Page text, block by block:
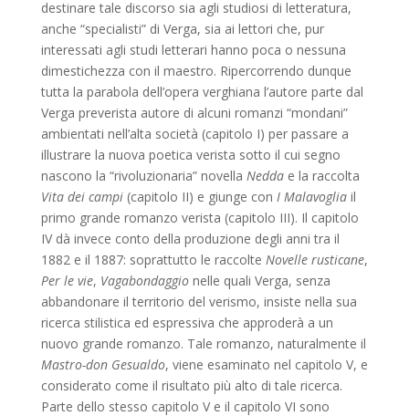
destinare tale discorso sia agli studiosi di letteratura,
anche “specialisti” di Verga, sia ai lettori che, pur
interessati agli studi letterari hanno poca o nessuna
dimestichezza con il maestro. Ripercorrendo dunque
tutta la parabola dell’opera verghiana l’autore parte dal
Verga preverista autore di alcuni romanzi “mondani”
ambientati nell’alta società (capitolo I) per passare a
illustrare la nuova poetica verista sotto il cui segno
nascono la “rivoluzionaria” novella Neddae la raccolta
Vita dei campi(capitolo II) e giunge con I Malavogliail
primo grande romanzo verista (capitolo III). Il capitolo
IV dà invece conto della produzione degli anni tra il
1882 e il 1887: soprattutto le raccolte Novelle rusticane,
Per le vie, Vagabondaggionelle quali Verga, senza
abbandonare il territorio del verismo, insiste nella sua
ricerca stilistica ed espressiva che approderà a un
nuovo grande romanzo. Tale romanzo, naturalmente il
Mastro-don Gesualdo, viene esaminato nel capitolo V, e
considerato come il risultato più alto di tale ricerca.
Parte dello stesso capitolo V e il capitolo VI sono